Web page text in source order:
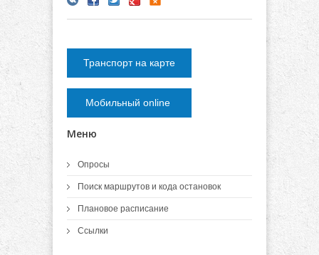
Транспорт на карте
Мобильный online
Меню
Опросы
Поиск маршрутов и кода остановок
Плановое расписание
Ссылки